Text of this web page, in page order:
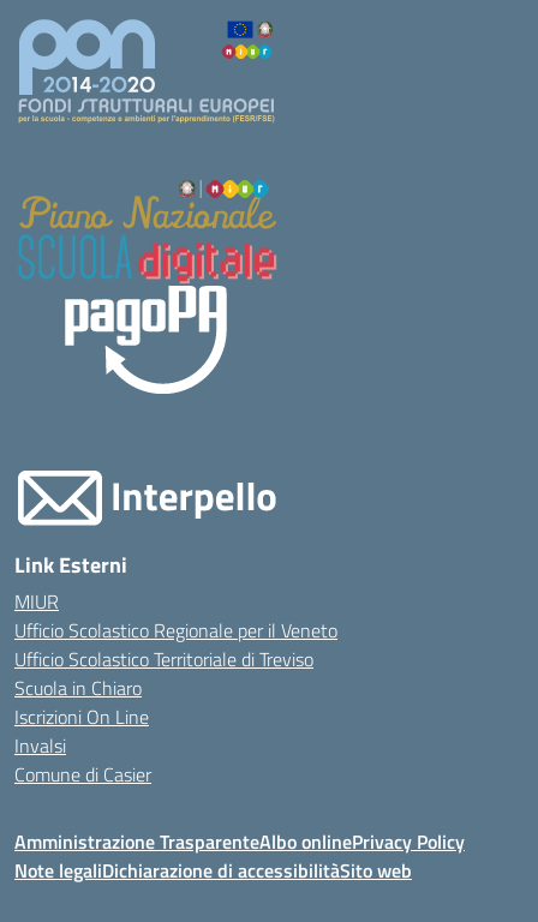
Link Esterni
MIUR
Ufficio Scolastico Regionale per il Veneto
Ufficio Scolastico Territoriale di Treviso
Scuola in Chiaro
Iscrizioni On Line
Invalsi
Comune di Casier
Amministrazione TrasparenteAlbo onlinePrivacy Policy
Note legaliDichiarazione di accessibilitàSito web